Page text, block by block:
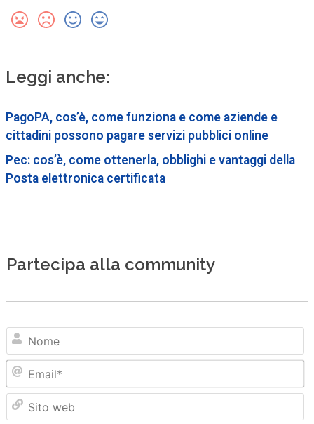
Leggi anche:
PagoPA, cos’è, come funziona e come aziende e
cittadini possono pagare servizi pubblici online
Pec: cos’è, come ottenerla, obblighi e vantaggi della
Posta elettronica certificata
Partecipa alla community